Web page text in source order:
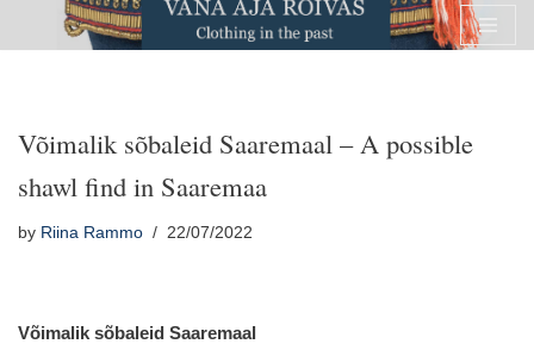
Võimalik sõbaleid Saaremaal – A possible
shawl find in Saaremaa
by Riina Rammo 22/07/2022
Võimalik sõbaleid Saaremaal